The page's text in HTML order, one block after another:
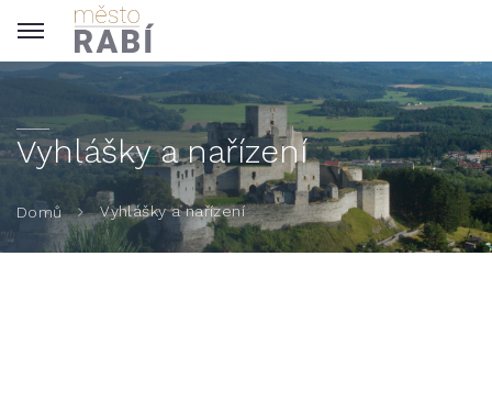
Vyhlášky a nařízení
Domů Vyhlášky a nařízení